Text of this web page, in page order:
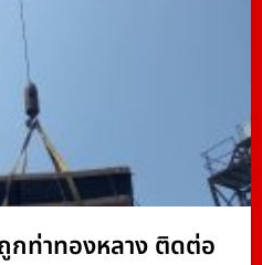
กท่าทองหลาง ติดต่อ